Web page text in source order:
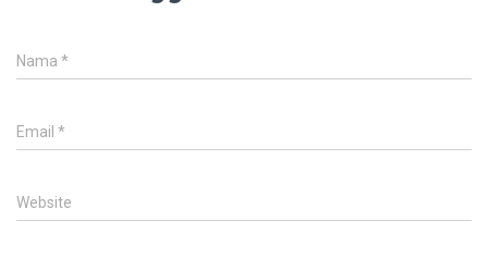
Nama *
Email *
Website